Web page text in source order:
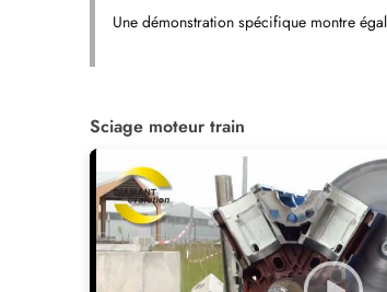
Une démonstration spécifique montre
Sciage moteur train